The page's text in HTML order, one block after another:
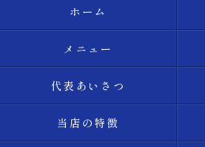
ホーム
メニュー
代表あいさつ
当店の特徴